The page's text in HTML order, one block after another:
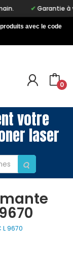
Garantie à vie
avec le code
0
votre
laser
L 9670